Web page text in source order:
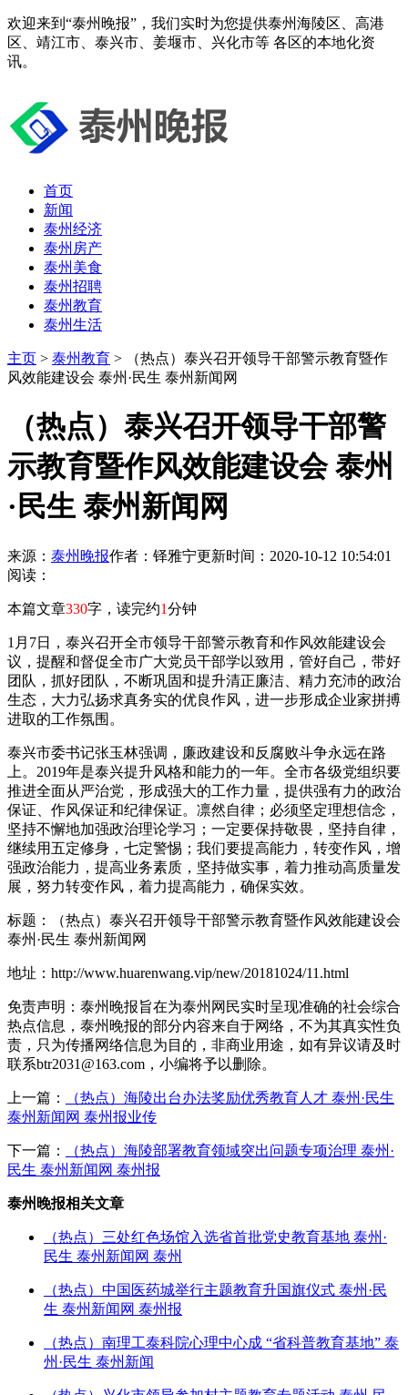
欢迎来到“泰州晚报”，我们实时为您提供泰州海陵区、高港
区、靖江市、泰兴市、姜堰市、兴化市等 各区的本地化资
讯。
首页
新闻
泰州经济
泰州房产
泰州美食
泰州招聘
泰州教育
泰州生活
主页 > 泰州教育 > （热点）泰兴召开领导干部警示教育暨作
风效能建设会 泰州·民生 泰州新闻网
（热点）泰兴召开领导干部警
示教育暨作风效能建设会 泰州
·民生 泰州新闻网
来源： 泰州晚报作者：铎雅宁更新时间：2020-10-12 10:54:01
阅读：
本篇文章330字，读完约1分钟
1月7日，泰兴召开全市领导干部警示教育和作风效能建设会
议，提醒和督促全市广大党员干部学以致用，管好自己，带好
团队，抓好团队，不断巩固和提升清正廉洁、精力充沛的政治
生态，大力弘扬求真务实的优良作风，进一步形成企业家拼搏
进取的工作氛围。
泰兴市委书记张玉林强调，廉政建设和反腐败斗争永远在路
上。2019年是泰兴提升风格和能力的一年。全市各级党组织要
推进全面从严治党，形成强大的工作力量，提供强有力的政治
保证、作风保证和纪律保证。凛然自律；必须坚定理想信念，
坚持不懈地加强政治理论学习；一定要保持敬畏，坚持自律，
继续用五定修身，七定警惕；我们要提高能力，转变作风，增
强政治能力，提高业务素质，坚持做实事，着力推动高质量发
展，努力转变作风，着力提高能力，确保实效。
标题：（热点）泰兴召开领导干部警示教育暨作风效能建设会
泰州·民生 泰州新闻网
地址：http://www.huarenwang.vip/new/20181024/11.html
免责声明：泰州晚报旨在为泰州网民实时呈现准确的社会综合
热点信息，泰州晚报的部分内容来自于网络，不为其真实性负
责，只为传播网络信息为目的，非商业用途，如有异议请及时
联系btr2031@163.com，小编将予以删除。
上一篇：
（热点）海陵出台办法奖励优秀教育人才 泰州·民生
泰州新闻网 泰州报业传
下一篇：
（热点）海陵部署教育领域突出问题专项治理 泰州·
民生 泰州新闻网 泰州报
泰州晚报相关文章
（热点）三处红色场馆入选省首批党史教育基地 泰州·
民生 泰州新闻网 泰州
（热点）中国医药城举行主题教育升国旗仪式 泰州·民
生 泰州新闻网 泰州报
（热点）南理工泰科院心理中心成 “省科普教育基地” 泰
州·民生 泰州新闻